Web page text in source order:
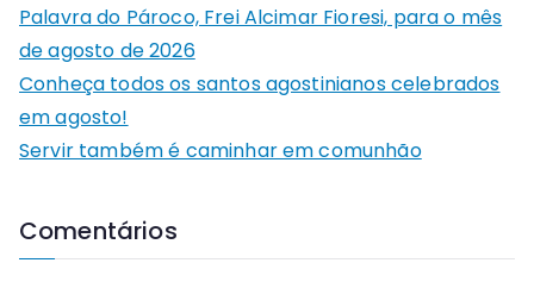
Palavra do Pároco, Frei Alcimar Fioresi, para o mês
de agosto de 2026
Conheça todos os santos agostinianos celebrados
em agosto!
Servir também é caminhar em comunhão
Comentários